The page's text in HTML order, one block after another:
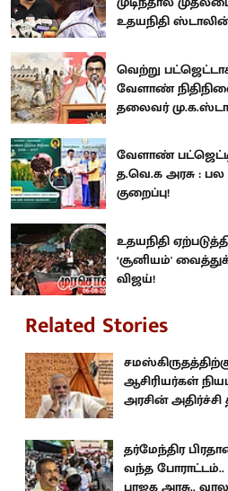
உதயநிதி
வெற்று
வேளாண்
தலைவர்
வேளாண்
த.வெ.க அரசு : பல
குறைப்பு!
உதயநிதி
‘சூனியம்'
விஜய்!
Related Stories
சமஸ்கிருதத்திற்கு
ஆசிரியர்கள்
அரசின்
தர்மேந்திர
வந்த